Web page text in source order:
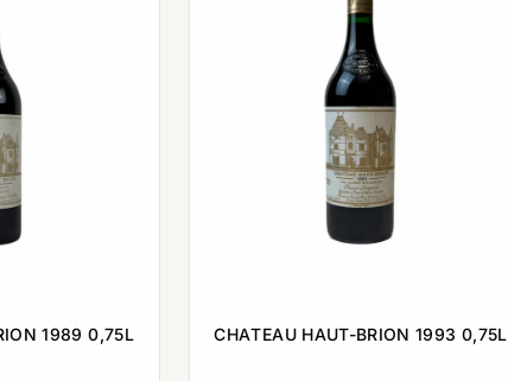
1989 0,75L CHATEAU HAUT-BRION 1993 0,75L